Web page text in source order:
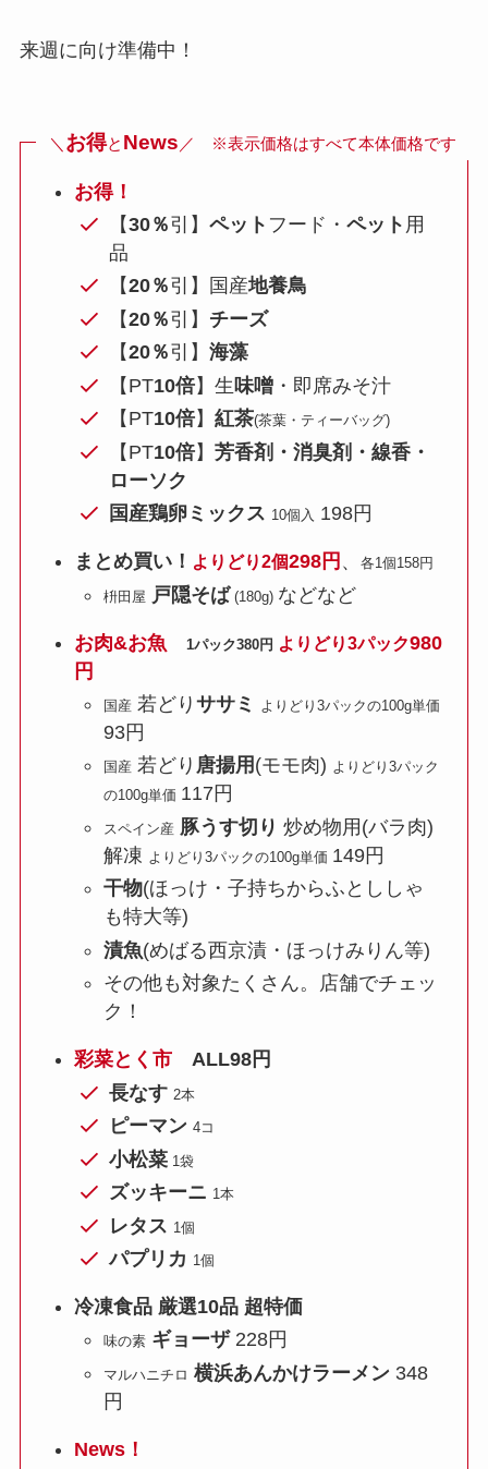
来週に向け準備中！
＼ お得と News ／ ※表示価格はすべて本体価格です
お得！
【30％引】 ペット フード・ ペット 用
品
【20％引】国産地養鳥
【20％引】 チーズ
【20％引】 海藻
【PT10倍】生 味噌・即席みそ汁
【PT10倍】 紅茶(茶葉・ティーバッグ)
【PT10倍】 芳香剤・消臭剤・線香・
ローソク
国産鶏卵ミックス 10個入 198円
まとめ買い！ よりどり2個298円 、各1個158円
枡田屋 戸隠そば (180g) などなど
お肉&お魚 1パック380円 よりどり3パック980
円
国産 若どりササミ よりどり3パックの100g単価
93円
国産 若どり 唐揚用 (モモ肉) よりどり3パック
の100g単価 117円
スペイン産 豚うす切り 炒め物用(バラ肉)
解凍 よりどり3パックの100g単価 149円
干物(ほっけ・子持ちからふとししゃ
も特大等)
漬魚(めばる西京漬・ほっけみりん等)
その他も対象たくさん。店舗でチェッ
ク！
彩菜とく市
ALL98円
長なす 2本
ピーマン 4コ
小松菜 1袋
ズッキーニ 1本
レタス 1個
パプリカ 1個
冷凍食品 厳選10品 超特価
味の素 ギョーザ 228円
マルハニチロ 横浜あんかけラーメン 348
円
News！